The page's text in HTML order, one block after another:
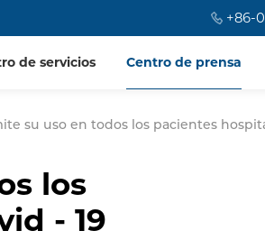
+86-
de servicios Centro de prensa
su uso en todos los pacientes
los
- 19